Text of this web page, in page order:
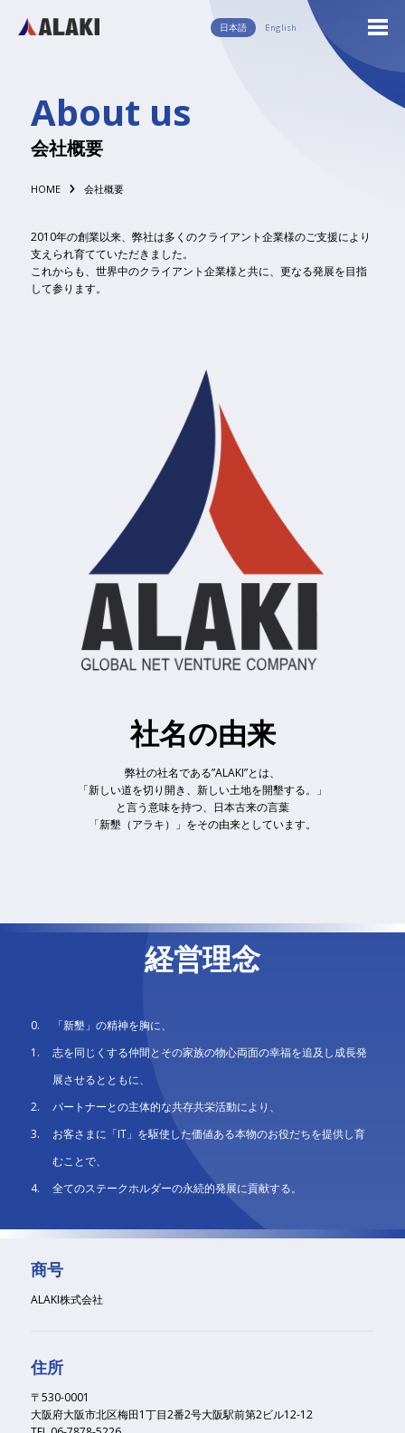
日本語 English
日本語 English
Development
Works
About us
Blog_cozikee
About us
会社概要
HOME 会社概要
2010年の創業以来、弊社は多くのクライアント企業様のご支援により
支えられ育てていただきました。
これからも、世界中のクライアント企業様と共に、更なる発展を目指
して参ります。
社名の由来
弊社の社名である”ALAKI”とは、
「新しい道を切り開き、新しい土地を開墾する。」
と言う意味を持つ、日本古来の言葉
「新墾（アラキ）」をその由来としています。
経営理念
「新墾」の精神を胸に、
志を同じくする仲間とその家族の物心両面の幸福を追及し成長発
展させるとともに、
パートナーとの主体的な共存共栄活動により、
お客さまに「IT」を駆使した価値ある本物のお役だちを提供し育
むことで、
全てのステークホルダーの永続的発展に貢献する。
商号
ALAKI株式会社
住所
〒530-0001
大阪府大阪市北区梅田1丁目2番2号大阪駅前第2ビル12-12